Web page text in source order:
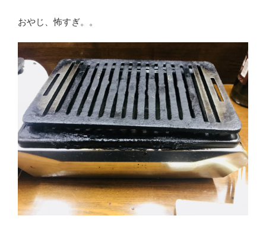
おやじ、怖すぎ。。